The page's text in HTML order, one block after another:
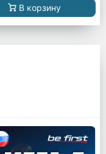
В корзину